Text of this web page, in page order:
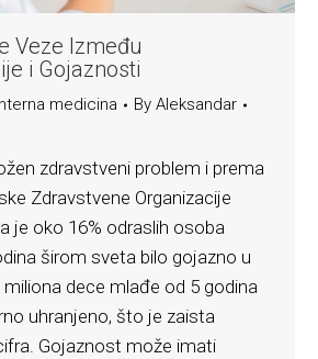
Veze Između
i Gojaznosti
medicina By Aleksandar
zdravstveni problem i prema
Zdravstvene Organizacije
je oko 16% odraslih osoba
širom sveta bilo gojazno u
miliona dece mlađe od 5 godina
uhranjeno, što je zaista
Gojaznost može imati